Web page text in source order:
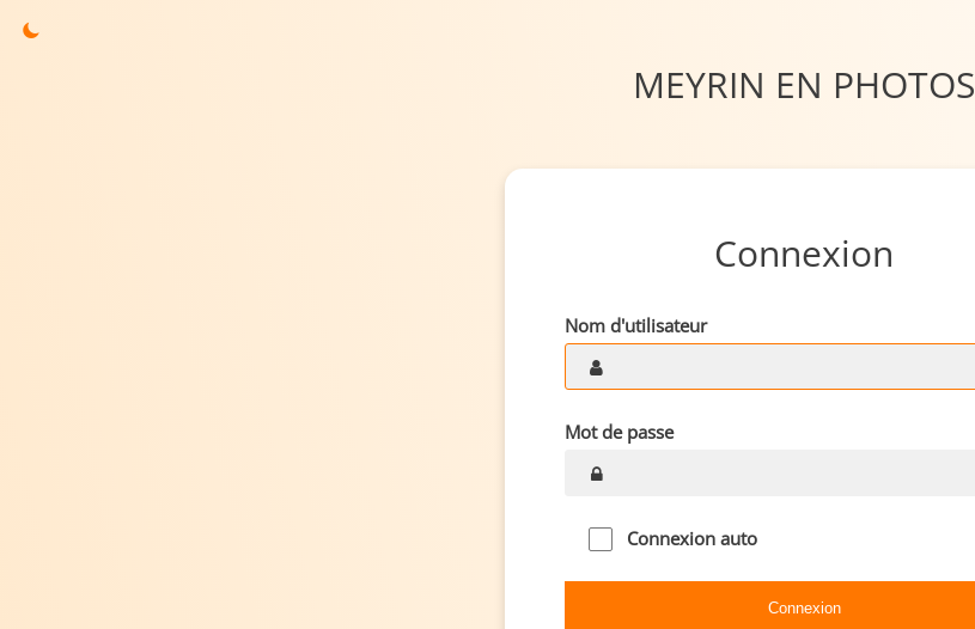
MEYRIN EN PHOTOS
Connexion
Nom d'utilisateur
Mot de passe
Connexion auto